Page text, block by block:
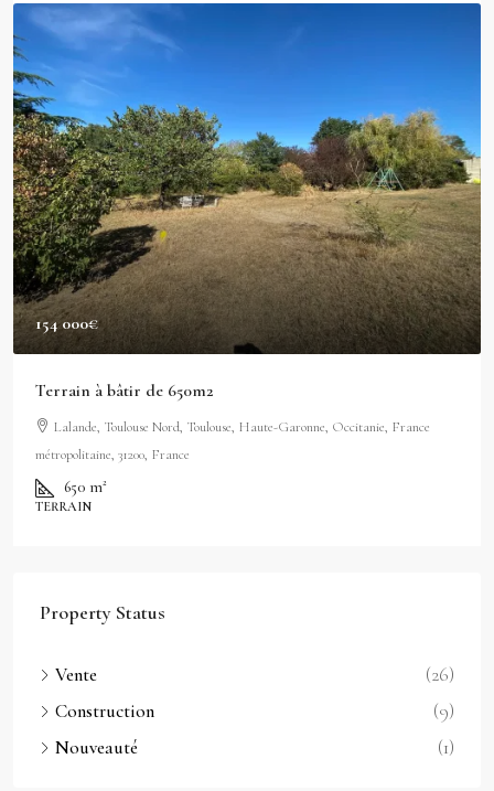
154 000€
Terrain à bâtir de 650m2
Lalande, Toulouse Nord, Toulouse, Haute-Garonne, Occitanie, France
métropolitaine, 31200, France
650 m²
TERRAIN
Property Status
Vente
(26)
Construction
(9)
Nouveauté
(1)